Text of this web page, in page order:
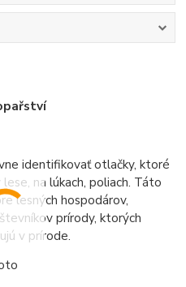
identifikovať otlačky, ktoré
na lúkach, poliach. Táto
lesných hospodárov,
prírody, ktorých
v prírode.